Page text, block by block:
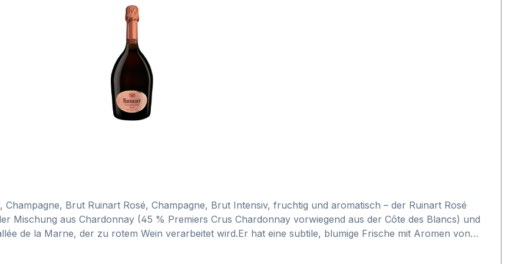
Brut Ruinart Rosé, Champagne, Brut Intensiv, fruchtig und aromatisch – der Ruinart Rosé
Mischung aus Chardonnay (45 % Premiers Crus Chardonnay vorwiegend aus der Côte des Blancs) und
de la Marne, der zu rotem Wein verarbeitet wird.Er hat eine subtile, blumige Frische mit Aromen von